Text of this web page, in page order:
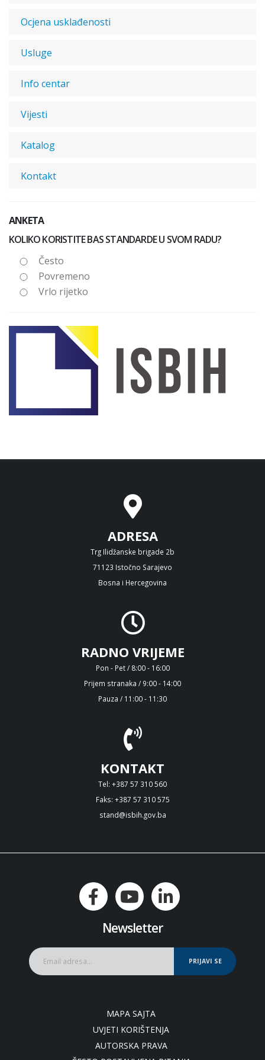
Ocjena usklađenosti
Usluge
Info centar
Vijesti
Katalog
Kontakt
ANKETA
KOLIKO KORISTITE BAS STANDARDE U SVOM RADU?
Često
Povremeno
Vrlo rijetko
ADRESA
Trg Ilidžanske brigade 2b
71123 Istočno Sarajevo
Bosna i Hercegovina
RADNO VRIJEME
Pon - Pet / 8:00 - 16:00
Prijem stranaka / 9:00 - 14:00
Pauza / 11:00 - 11:30
KONTAKT
Tel: +387 57 310 560
Faks: +387 57 310 575
stand@isbih.gov.ba
Newsletter
PRIJAVI SE
MAPA SAJTA
UVJETI KORIŠTENJA
AUTORSKA PRAVA